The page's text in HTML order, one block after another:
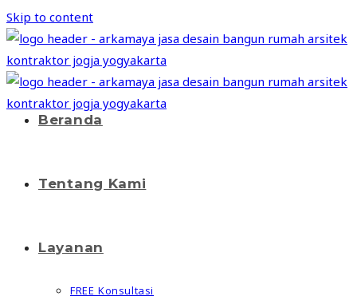
Skip to content
Beranda
Tentang Kami
Layanan
FREE Konsultasi